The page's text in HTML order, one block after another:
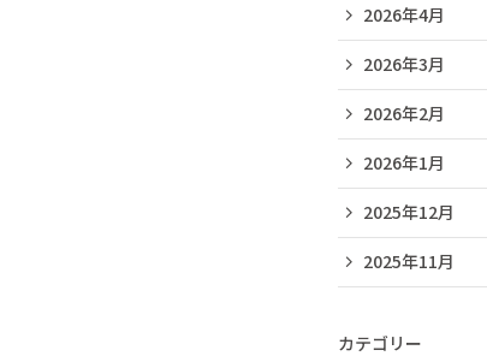
2026年4月
2026年3月
2026年2月
2026年1月
2025年12月
2025年11月
カテゴリー